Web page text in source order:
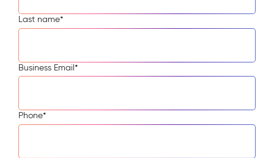
Last name*
Business Email*
Phone*